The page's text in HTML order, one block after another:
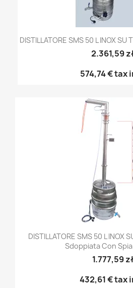
DISTILLATORE SMS 50 L INOX
2.361,59
574,74 €tax
DISTILLATORE SMS 50 L INOX
Sdoppiata Con
1.777,59
432,61 €tax